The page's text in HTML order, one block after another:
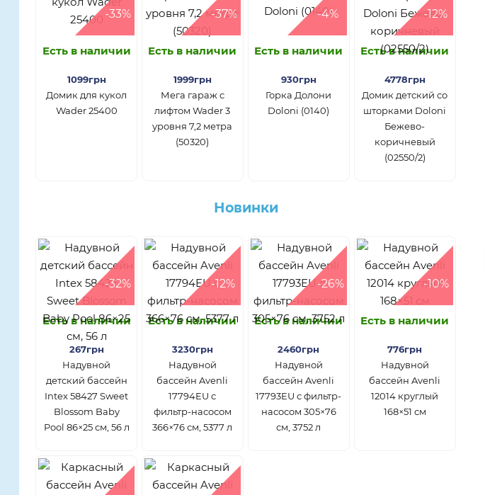
-33%
Есть в наличии
1099грн
Домик для кукол
Wader 25400
-37%
Есть в наличии
1999грн
Мега гараж с
лифтом Wader 3
уровня 7,2 метра
(50320)
-4%
Есть в наличии
930грн
Горка Долони
Doloni (0140)
-12%
Есть в наличии
4778грн
Домик детский со
шторками Doloni
Бежево-
коричневый
(02550/2)
Новинки
-32%
Есть в наличии
267грн
Надувной
детский бассейн
Intex 58427 Sweet
Blossom Baby
Pool 86×25 см, 56 л
-12%
Есть в наличии
3230грн
Надувной
бассейн Avenli
17794EU с
фильтр-насосом
366×76 см, 5377 л
-26%
Есть в наличии
2460грн
Надувной
бассейн Avenli
17793EU с фильтр-
насосом 305×76
см, 3752 л
-10%
Есть в наличии
776грн
Надувной
бассейн Avenli
12014 круглый
168×51 см